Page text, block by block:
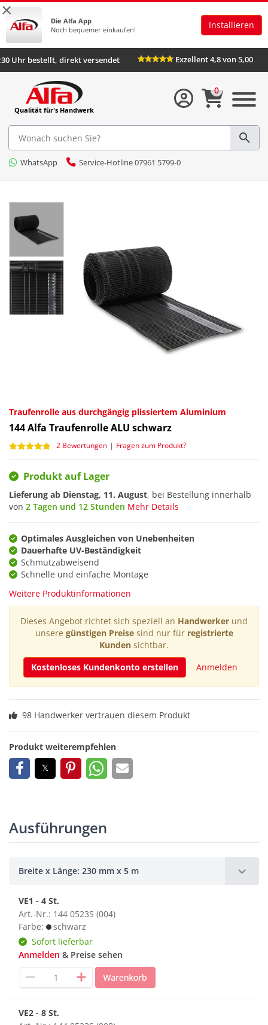
×
Die Alfa App
Noch bequemer einkaufen!
Installieren
Uhr bestellt, direkt versendet Exzellent 4,8 von 5,00
Qualität für's Handwerk
WhatsApp Service-Hotline 07961 5799-0
0
Traufenrolle aus durchgängig plissiertem Aluminium
144Alfa Traufenrolle ALU schwarz
2 Bewertungen | Fragen zum Produkt?
Produkt auf Lager
Lieferung ab Dienstag, 11. August, bei Bestellung innerhalb
von 2 Tagen und 12 Stunden Mehr Details
Optimales Ausgleichen von Unebenheiten
Dauerhafte UV-Beständigkeit
Schmutzabweisend
Schnelle und einfache Montage
Weitere Produktinformationen
Dieses Angebot richtet sich speziell an Handwerker und
unsere günstigen Preisesind nur für registrierte
Kunden sichtbar.
Kostenloses Kundenkonto erstellen
Anmelden
98 Handwerker vertrauen diesem Produkt
Produkt weiterempfehlen
Ausführungen
Breite x Länge: 230 mm x 5 m
VE1 - 4 St.
Art.-Nr.: 144 0523S (004)
Farbe:
schwarz
Sofort lieferbar
Anmelden & Preise sehen
VE2 - 8 St.